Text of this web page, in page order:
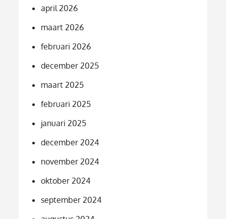
april 2026
maart 2026
februari 2026
december 2025
maart 2025
februari 2025
januari 2025
december 2024
november 2024
oktober 2024
september 2024